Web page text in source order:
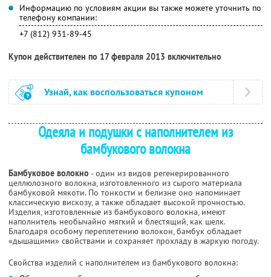
Информацию по условиям акции вы также можете уточнить по
телефону компании:
+7 (812) 931-89-45
Купон действителен по 17 февраля 2013 включительно
Узнай, как воспользоваться купоном
Одеяла и подушки с наполнителем из
бамбукового волокна
Бамбуковое волокно - один из видов регенерированного
целлюлозного волокна, изготовленного из сырого материала
бамбуковой мякоти. По тонкости и белизне оно напоминает
классическую вискозу, а также обладает высокой прочностью.
Изделия, изготовленные из бамбукового волокна, имеют
наполнитель необычайно мягкий и блестящий, как шелк.
Благодаря особому переплетению волокон, бамбук обладает
«дышащими» свойствами и сохраняет прохладу в жаркую погоду.
Свойства изделий с наполнителем из бамбукового волокна: